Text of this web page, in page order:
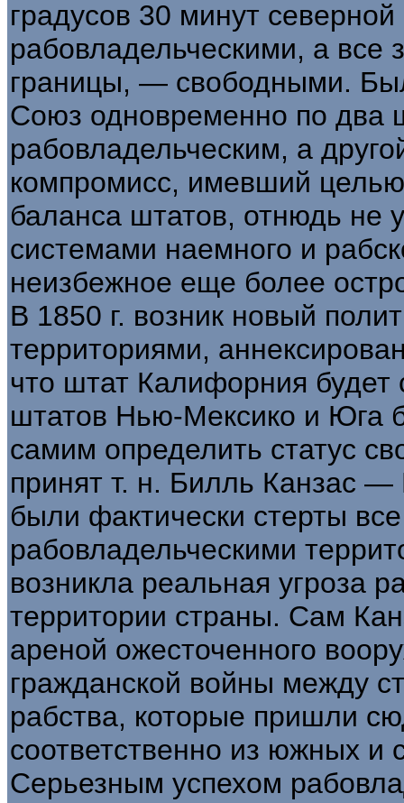
градусов 30 минут
рабовладельческими, а все
границы, — свободными.
Союз одновременно по два
рабовладельческим, а
компромисс, имевший
баланса штатов, отнюдь не
системами наемного и
неизбежное еще более
В 1850 г. возник новый
территориями,
что штат Калифорния
штатов Нью-Мексико и Юга
самим определить статус
принят т. н. Билль Канзас —
были фактически стерты
рабовладельческими
возникла реальная угроза
территории страны. Сам
ареной ожесточенного
гражданской войны между
рабства, которые пришли
соответственно из южных и
Серьезным успехом